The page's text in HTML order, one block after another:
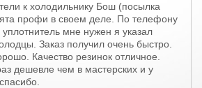
к холодильнику Бош (посылка
профи в своем деле. По телефону
уплотнитель мне нужен я указал
Заказ получил очень быстро.
Качество резинок отличное.
дешевле чем в мастерских и у